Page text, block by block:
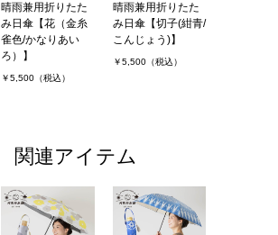
晴雨兼用折りたた
み日傘【花（金糸
雀色/かなりあい
ろ）】
￥5,500（税込）
晴雨兼用折りたた
み日傘【切子(紺青/
こんじょう)】
￥5,500（税込）
関連アイテム